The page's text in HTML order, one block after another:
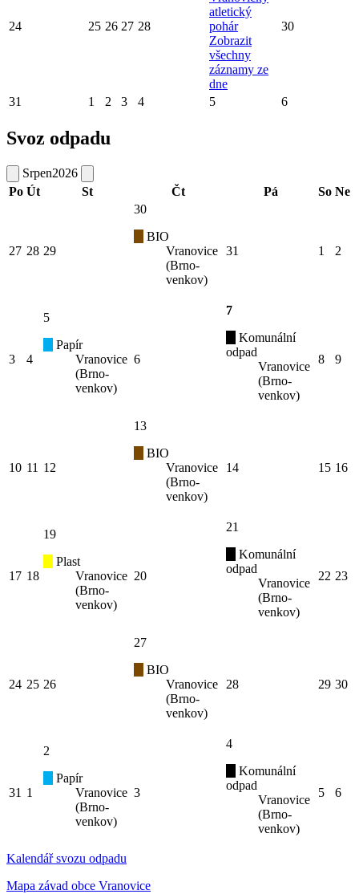
24 25 26 27 28
atletický
pohár
Zobrazit
všechny
záznamy ze
dne
30
31 1 2 3 4 5 6
Svoz odpadu
Srpen2026
Po Út St Čt Pá So Ne
27 28 29
30
BIO
Vranovice
(Brno-
venkov)
31 1 2
3 4
5
Papír
Vranovice
(Brno-
venkov)
6
7
Komunální
odpad
Vranovice
(Brno-
venkov)
8 9
10 11 12
13
BIO
Vranovice
(Brno-
venkov)
14 15 16
17 18
19
Plast
Vranovice
(Brno-
venkov)
20
21
Komunální
odpad
Vranovice
(Brno-
venkov)
22 23
24 25 26
27
BIO
Vranovice
(Brno-
venkov)
28 29 30
31 1
2
Papír
Vranovice
(Brno-
venkov)
3
4
Komunální
odpad
Vranovice
(Brno-
venkov)
5 6
Kalendář svozu odpadu
Mapa závad obce Vranovice